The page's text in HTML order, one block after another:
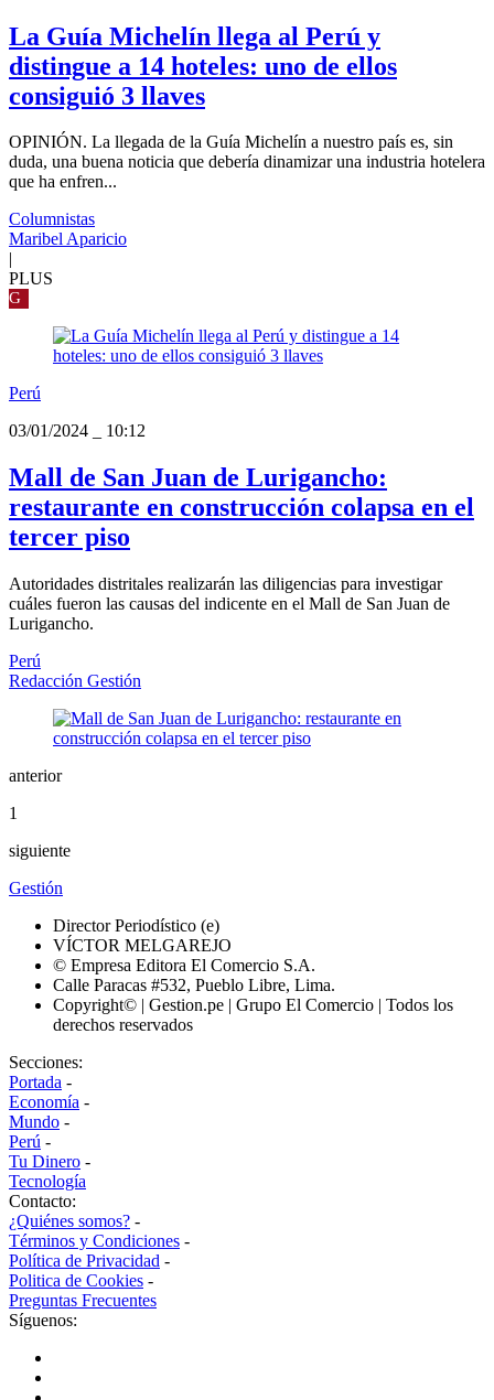
La Guía Michelín llega al Perú y
distingue a 14 hoteles: uno de ellos
consiguió 3 llaves
OPINIÓN. La llegada de la Guía Michelín a nuestro país es, sin
duda, una buena noticia que debería dinamizar una industria hotelera
que ha enfren...
Columnistas
Maribel Aparicio
PLUS
G
Perú
03/01/2024
10:12
Mall de San Juan de Lurigancho:
restaurante en construcción colapsa en el
tercer piso
Autoridades distritales realizarán las diligencias para investigar
cuáles fueron las causas del indicente en el Mall de San Juan de
Lurigancho.
Perú
Redacción Gestión
anterior
1
siguiente
Gestión
Director Periodístico (e)
VÍCTOR MELGAREJO
© Empresa Editora El Comercio S.A.
Calle Paracas #532, Pueblo Libre, Lima.
Copyright© | Gestion.pe | Grupo El Comercio | Todos los
derechos reservados
Secciones:
Portada -
Economía -
Mundo -
Perú -
Tu Dinero -
Tecnología
Contacto:
¿Quiénes somos? -
Términos y Condiciones -
Política de Privacidad -
Politica de Cookies -
Preguntas Frecuentes
Síguenos: